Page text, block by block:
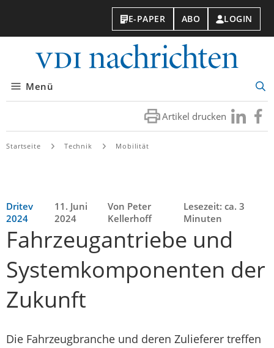
E-PAPER ABO LOGIN
Menü
Artikel drucken Besuchen
Sie
Sie
Startseite Technik Mobilität
Dritev
2024
11. Juni
2024
Von Peter
Kellerhoff
Lesezeit: ca. 3
Minuten
Fahrzeugantriebe und
Systemkomponenten der
Zukunft
Die Fahrzeugbranche und deren Zulieferer treffen